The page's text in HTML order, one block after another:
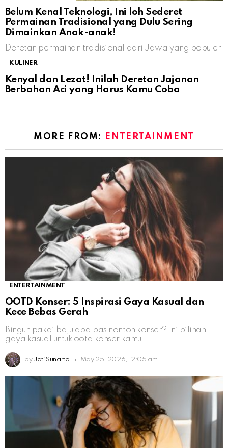
Belum Kenal Teknologi, Ini loh Sederet
Permainan Tradisional yang Dulu Sering
Dimainkan Anak-anak!
Deretan permainan tradisional dari Jawa yang populer
KULINER
Kenyal dan Lezat! Inilah Deretan Jajanan
Berbahan Aci yang Harus Kamu Coba
MORE FROM: ENTERTAINMENT
ENTERTAINMENT
OOTD Konser: 5 Inspirasi Gaya Kasual dan
Kece Bebas Gerah
Bingun pakai baju apa pas nonton konser? Ini pilihan
gaya kasual untuk ootd konser kamu
by Jati Sunarto May 25, 2026, 12:05 am